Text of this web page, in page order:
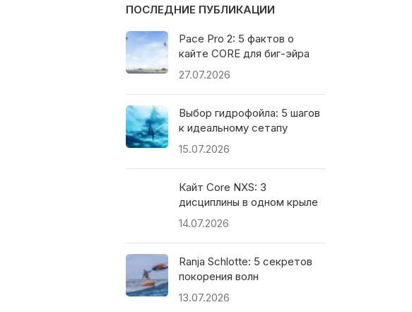
ПОСЛЕДНИЕ ПУБЛИКАЦИИ
Pace Pro 2: 5 фактов о
кайте CORE для биг-эйра
27.07.2026
Выбор гидрофойла: 5 шагов
к идеальному сетапу
15.07.2026
Кайт Core NXS: 3
дисциплины в одном крыле
14.07.2026
Ranja Schlotte: 5 секретов
покорения волн
13.07.2026